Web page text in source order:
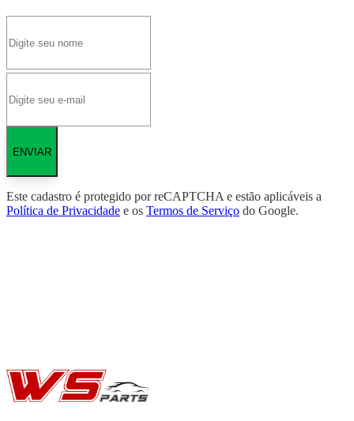
ENVIAR
Este cadastro é protegido por reCAPTCHA e estão aplicáveis a
Política de Privacidade e os Termos de Serviço do Google.